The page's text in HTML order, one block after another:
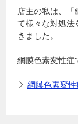
店主の私は、「
て様々な対処法
きました。
網膜色素変性症
網膜色素変